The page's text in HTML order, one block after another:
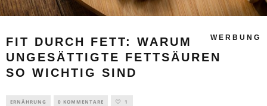
FIT DURCH FETT: WARUM
UNGESÄTTIGTE FETTSÄUREN
SO WICHTIG SIND
WERBUNG
ERNÄHRUNG 0 KOMMENTARE 1